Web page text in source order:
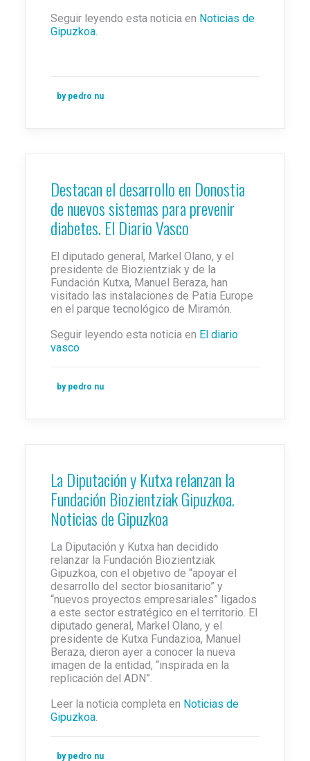
Seguir leyendo esta noticia en Noticias de
Gipuzkoa.
by pedro nu
Destacan el desarrollo en Donostia
de nuevos sistemas para prevenir
diabetes. El Diario Vasco
El diputado general, Markel Olano, y el
presidente de Biozientziak y de la
Fundación Kutxa, Manuel Beraza, han
visitado las instalaciones de Patia Europe
en el parque tecnológico de Miramón.
Seguir leyendo esta noticia en El diario
vasco
by pedro nu
La Diputación y Kutxa relanzan la
Fundación Biozientziak Gipuzkoa.
Noticias de Gipuzkoa
La Diputación y Kutxa han decidido
relanzar la Fundación Biozientziak
Gipuzkoa, con el objetivo de “apoyar el
desarrollo del sector biosanitario” y
“nuevos proyectos empresariales” ligados
a este sector estratégico en el territorio. El
diputado general, Markel Olano, y el
presidente de Kutxa Fundazioa, Manuel
Beraza, dieron ayer a conocer la nueva
imagen de la entidad, “inspirada en la
replicación del ADN”.
Leer la noticia completa en Noticias de
Gipuzkoa.
by pedro nu